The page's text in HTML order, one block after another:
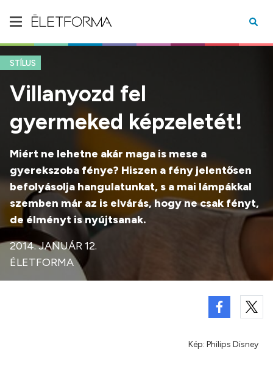
STÍLUS
Villanyozd fel
gyermeked képzeletét!
Miért ne lehetne akár maga is mese a
gyerekszoba fénye? Hiszen a fény jelentősen
befolyásolja hangulatunkat, s a mai lámpákkal
szemben már az is elvárás, hogy ne csak fényt,
de élményt is nyújtsanak.
2014. JANUÁR 12.
ÉLETFORMA
Kép: Philips Disney